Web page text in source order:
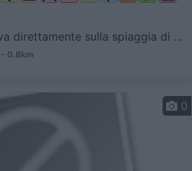
direttamente sulla spiaggia di ...
- 0.8km
0